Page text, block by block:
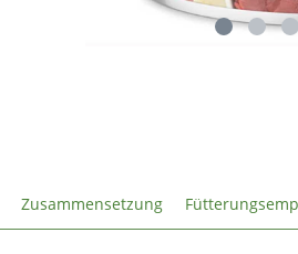
Zusammensetzung